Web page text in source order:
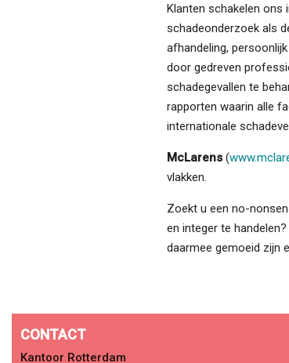
Klanten schakelen ons
schadeonderzoek als
afhandeling,
door gedreven
schadegevallen te
rapporten waarin alle
internationale
McLarens(
vlakken.
Zoekt u een no-
en integer te
daarmee gemoeid zijn
CONTACT
Kantoor Rotterdam